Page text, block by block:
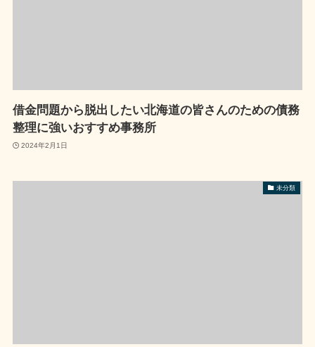
借金問題から脱出したい北海道の皆さんのための債務
整理に強いおすすめ事務所
2024年2月1日
未分類